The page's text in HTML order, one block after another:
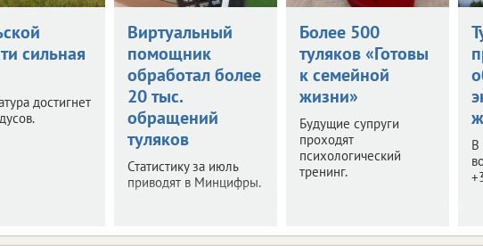
сильная
достигнет
Виртуальный
помощник
обработал более
20 тыс.
обращений
туляков
Статистику за июль
приводят в Минцифры.
Более 500
туляков «Готовы
к семейной
жизни»
Будущие супруги
проходят
психологический
тренинг.
В